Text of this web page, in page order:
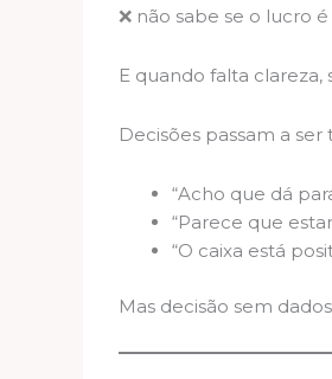
❌ não sabe se o lucro
E quando falta clareza,
Decisões passam a
“Acho que dá
“Parece que
“O caixa está
Mas decisão sem